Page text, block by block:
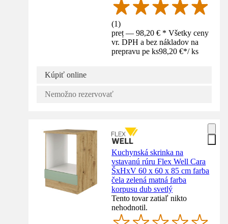
(1)
preț — 98,20 € * Všetky ceny
vr. DPH a bez nákladov na
prepravu pe ks98,20 €*/ ks
Kúpiť online
Nemožno rezervovať
Kuchynská skrinka na
vstavanú rúru Flex Well Cara
ŠxHxV 60 x 60 x 85 cm farba
čela zelená matná farba
korpusu dub svetlý
Tento tovar zatiaľ nikto
nehodnotil.